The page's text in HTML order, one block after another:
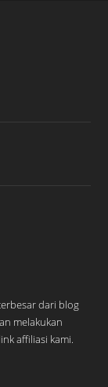
dari blog
melakukan
affiliasi kami.